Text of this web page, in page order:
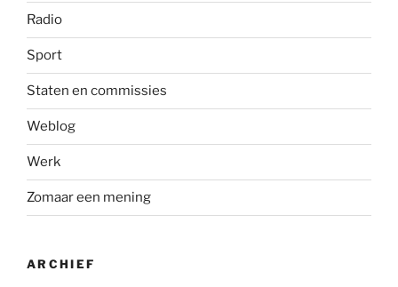
Radio
Sport
Staten en commissies
Weblog
Werk
Zomaar een mening
ARCHIEF